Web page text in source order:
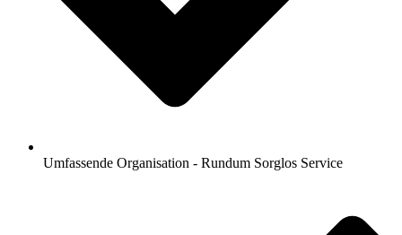
Umfassende Organisation - Rundum Sorglos Service